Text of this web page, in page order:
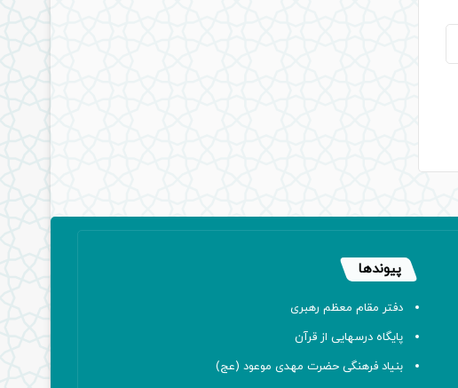
پیوندها
دفتر مقام معظم رهبری
پایگاه درسهایی از قرآن
بنیاد فرهنگی حضرت مهدی موعود (عج)